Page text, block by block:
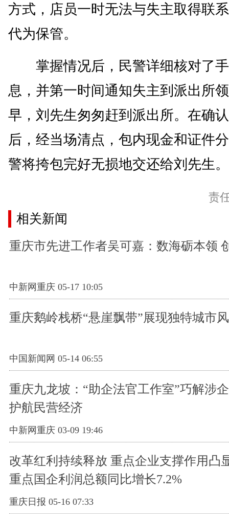
方式，店员一时无法与失主取得联
代为保管。
掌握情况后，民警详细核对了手
息，并第一时间通知失主到派出所
早，刘先生匆匆赶到派出所。在确
后，经当场清点，包内现金和证件
警将挎包完好无损地交还给刘先生
责
相关新闻
重庆市先进工作者吴可嘉：数海砺本领
中新网重庆 05-17 10:05
重庆鹅岭栈桥“悬崖飘带”展现独特城市
中国新闻网 05-14 06:55
重庆九龙坡：“助企法官工作室”巧解涉
护航民营经济
中新网重庆 03-09 19:46
改革红利持续释放 重点企业支撑作用凸
重点国企利润总额同比增长7.2%
重庆日报 05-16 07:33